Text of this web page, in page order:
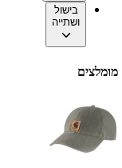
בישול
ושתייה
מומלצים